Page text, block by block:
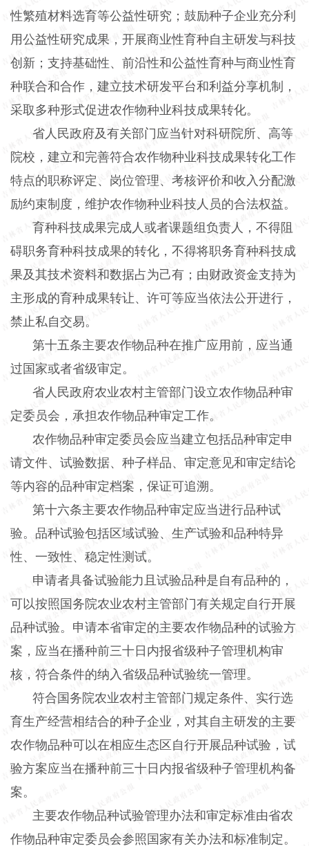
性繁殖材料选育等公益性研究；鼓励种子企业充分利
用公益性研究成果，开展商业性育种自主研发与科技
创新；支持基础性、前沿性和公益性育种与商业性育
种联合和合作，建立技术研发平台和利益分享机制，
采取多种形式促进农作物种业科技成果转化。
省人民政府及有关部门应当针对科研院所、高等
院校，建立和完善符合农作物种业科技成果转化工作
特点的职称评定、岗位管理、考核评价和收入分配激
励约束制度，维护农作物种业科技人员的合法权益。
育种科技成果完成人或者课题组负责人，不得阻
碍职务育种科技成果的转化，不得将职务育种科技成
果及其技术资料和数据占为己有；由财政资金支持为
主形成的育种成果转让、许可等应当依法公开进行，
禁止私自交易。
第十五条主要农作物品种在推广应用前，应当通
过国家或者省级审定。
省人民政府农业农村主管部门设立农作物品种审
定委员会，承担农作物品种审定工作。
农作物品种审定委员会应当建立包括品种审定申
请文件、试验数据、种子样品、审定意见和审定结论
等内容的品种审定档案，保证可追溯。
第十六条主要农作物品种审定应当进行品种试
验。品种试验包括区域试验、生产试验和品种特异
性、一致性、稳定性测试。
申请者具备试验能力且试验品种是自有品种的，
可以按照国务院农业农村主管部门有关规定自行开展
品种试验。申请本省审定的主要农作物品种的试验方
案，应当在播种前三十日内报省级种子管理机构审
核，符合条件的纳入省级品种试验统一管理。
符合国务院农业农村主管部门规定条件、实行选
育生产经营相结合的种子企业，对其自主研发的主要
农作物品种可以在相应生态区自行开展品种试验，试
验方案应当在播种前三十日内报省级种子管理机构备
案。
主要农作物品种试验管理办法和审定标准由省农
作物品种审定委员会参照国家有关办法和标准制定。